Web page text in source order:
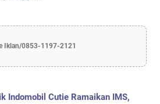
Iklan/0853-1197-2121
Indomobil Cutie Ramaikan IMS,